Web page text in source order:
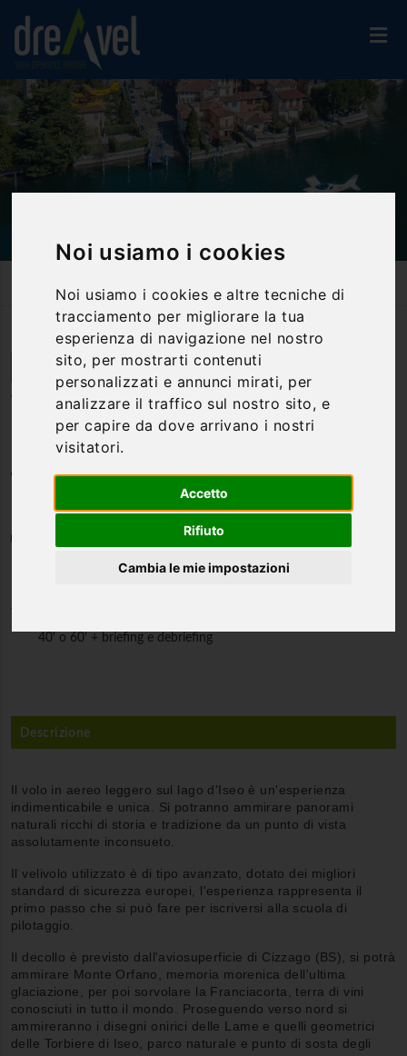
Noi usiamo i cookies
Noi usiamo i cookies e altre tecniche di
tracciamento per migliorare la tua
esperienza di navigazione nel nostro
sito, per mostrarti contenuti
personalizzati e annunci mirati, per
analizzare il traffico sul nostro sito, e
per capire da dove arrivano i nostri
visitatori.
Accetto
Rifiuto
Cambia le mie impostazioni
Volo In Aereo Sul Lago D'Iseo
Comezzano - Cizzago | Lombardia
Volo in aereo sul Lago d'Iseo
Categoria
Persone minime
40' o 60' + briefing e debriefing
Descrizione
Il volo in aereo leggero sul lago d'Iseo è un'esperienza
indimenticabile e unica. Si potranno ammirare panorami
naturali ricchi di storia e tradizione da un punto di vista
assolutamente inconsueto.
Il velivolo utilizzato è di tipo avanzato, dotato dei migliori
standard di sicurezza europei, l'esperienza rappresenta il
primo passo che si può fare per iscriversi alla scuola di
pilotaggio.
Il decollo è previsto dall'aviosuperficie di Cizzago (BS), si potrà
ammirare Monte Orfano, memoria morenica dell'ultima
glaciazione, per poi sorvolare la Franciacorta, terra di vini
conosciuti in tutto il mondo. Proseguendo verso nord si
ammireranno i disegni onirici delle Lame e quelli geometrici
delle Torbiere di Iseo, parco naturale e punto di sosta degli